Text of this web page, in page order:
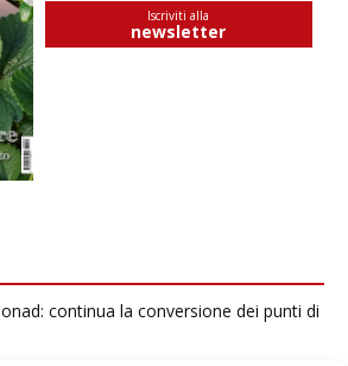
Iscriviti alla
newsletter
continua la conversione dei punti di